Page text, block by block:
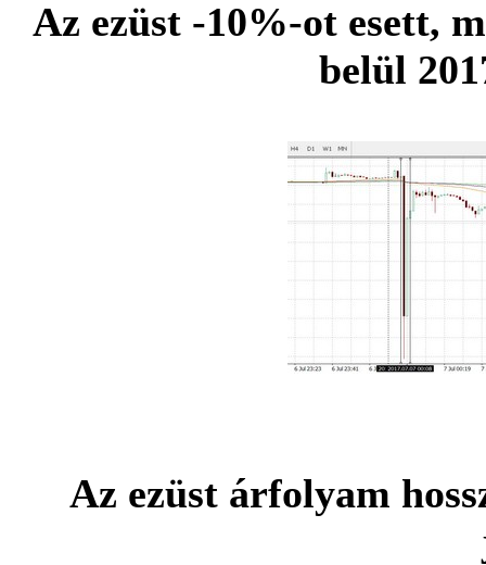
Az ezüst -10%-ot esett,
belül
Az ezüst árfolyam